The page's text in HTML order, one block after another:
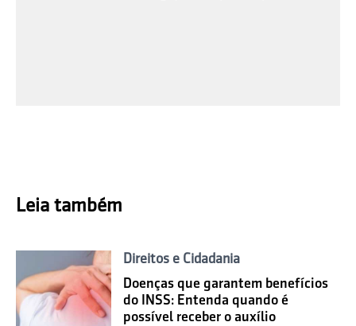
Leia também
Direitos e Cidadania
Doenças que garantem benefícios
do INSS: Entenda quando é
possível receber o auxílio